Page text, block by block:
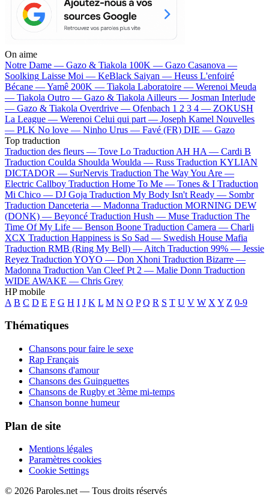
On aime
Notre Dame — Gazo & Tiakola 100K — Gazo Casanova —
Soolking Laisse Moi — KeBlack Saiyan — Heuss L'enfoiré
Bécane —Yamê 200K — Tiakola Laboratoire — Werenoi Meuda
— Tiakola Outro — Gazo & Tiakola Ailleurs — Josman Interlude
— Gazo & Tiakola Overdrive — Ofenbach 1 2 3 4 — ZOKUSH
La League — Werenoi Celui qui part — Joseph Kamel Nouvelles
— PLK No love — Ninho Urus — Favé (FR) DIE — Gazo
Top traduction
Traduction des fleurs — Tove Lo Traduction AH HA — Cardi B
Traduction Coulda Shoulda Woulda — Russ Traduction KYLIAN
DICTADOR — SurNervis Traduction The Way You Are —
Electric Callboy Traduction Home To Me — Tones & I Traduction
Mi Chico — DJ Goja Traduction My Body Isn't Ready — Sombr
Traduction Danceteria — Madonna Traduction MORNING DEW
(DONK) — Beyoncé Traduction Hush — Muse Traduction The
Time Of My Life — Benson Boone Traduction Camera — Charli
XCX Traduction Happiness is So Sad — Swedish House Mafia
Traduction RMB (Ring My Bell) — Aitch Traduction 99% — Jessie
Reyez Traduction YOYO — Don Xhoni Traduction Bizarre —
Madonna Traduction Van Cleef Pt 2 — Malie Donn Traduction
WIDE AWAKE — Chris Grey
HP mobile
A B C D E F G H I J K L M N O P Q R S T U V W X Y Z 0-9
Thématiques
Chansons pour faire le sexe
Rap Français
Chansons d'amour
Chansons des Guinguettes
Chansons de Rugby et 3ème mi-temps
Chanson bonne humeur
Plan de site
Mentions légales
Paramètres cookies
Cookie Settings
© 2026 Paroles.net — Tous droits réservés